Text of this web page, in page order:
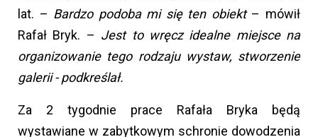
lat. – Bardzo podoba mi się ten obiekt– mówił
Rafał Bryk. – Jest to wręcz idealne miejsce na
organizowanie tego rodzaju wystaw, stworzenie
galerii -podkreślał.
Za 2 tygodnie prace Rafała Bryka będą
wystawiane w zabytkowym schronie dowodzenia